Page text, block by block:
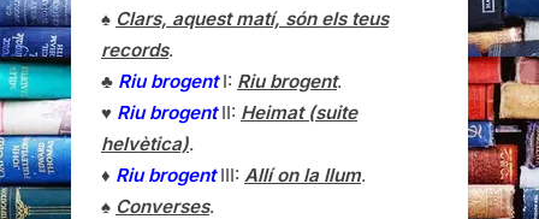
♠ Clars, aquest matí, són els teus
records.
♣ Riu brogentI: Riu brogent.
♥ Riu brogentII: Heimat (suite
helvètica).
♦ Riu brogentIII: Allí on la llum.
♠ Converses.